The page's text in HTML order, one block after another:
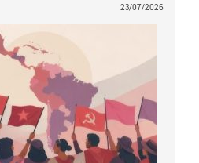
23/07/2026